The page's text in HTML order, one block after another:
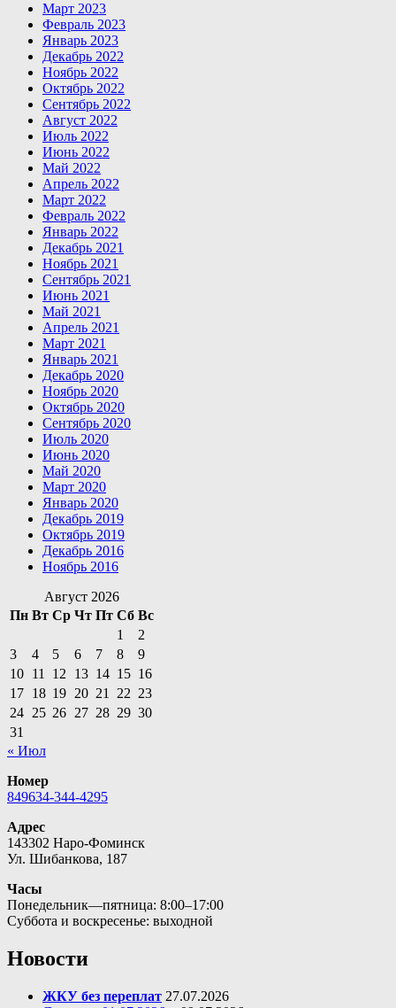
Март 2023
Февраль 2023
Январь 2023
Декабрь 2022
Ноябрь 2022
Октябрь 2022
Сентябрь 2022
Август 2022
Июль 2022
Июнь 2022
Май 2022
Апрель 2022
Март 2022
Февраль 2022
Январь 2022
Декабрь 2021
Ноябрь 2021
Сентябрь 2021
Июнь 2021
Май 2021
Апрель 2021
Март 2021
Январь 2021
Декабрь 2020
Ноябрь 2020
Октябрь 2020
Сентябрь 2020
Июль 2020
Июнь 2020
Май 2020
Март 2020
Январь 2020
Декабрь 2019
Октябрь 2019
Декабрь 2016
Ноябрь 2016
Август 2026
Пн Вт Ср Чт Пт Сб Вс
1
2
3
4 5 6 7 8
9
10 11 12 13 14 15 16
17 18 19 20 21 22 23
24 25 26 27 28 29 30
31
« Июл
Номер
849634-344-4295
Адрес
143302 Наро-Фоминск
Ул. Шибанкова, 187
Часы
Понедельник—пятница: 8:00–17:00
Суббота и воскресенье: выходной
Новости
ЖКУ без переплат 27.07.2026